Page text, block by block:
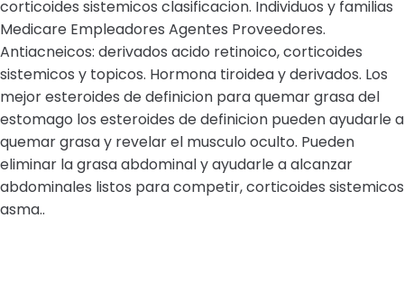
corticoides sistemicos clasificacion. Individuos y familias
Medicare Empleadores Agentes Proveedores.
Antiacneicos: derivados acido retinoico, corticoides
sistemicos y topicos. Hormona tiroidea y derivados. Los
mejor esteroides de definicion para quemar grasa del
estomago los esteroides de definicion pueden ayudarle a
quemar grasa y revelar el musculo oculto. Pueden
eliminar la grasa abdominal y ayudarle a alcanzar
abdominales listos para competir, corticoides sistemicos
asma..